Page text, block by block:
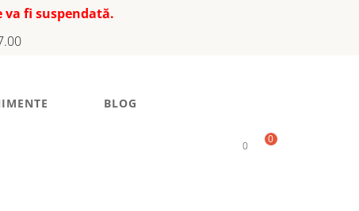
fi suspendată.
BLOG
0
0